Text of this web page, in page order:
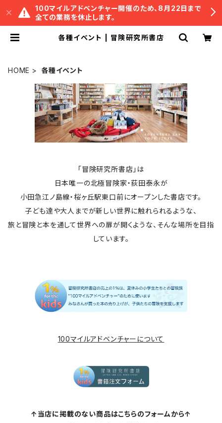
100マイルアドベンチャー開催のため、8月22日まで
全ての業務を休止します。
各種イベント | 冒険研究所書店
HOME 各種イベント
「冒険研究所書店」は
日本唯一の北極冒険家・荻田泰永が
小田急江ノ島線・桜ヶ丘駅東口前にオープンした書店です。
子ども達や大人までが新しい世界に触れられるような、
旅と冒険と本を通して世界への扉が開くような、そんな場所を目指
しています。
100マイルアドベンチャーについて
↑当店に掲載のない商品はこちらのフォームから↑